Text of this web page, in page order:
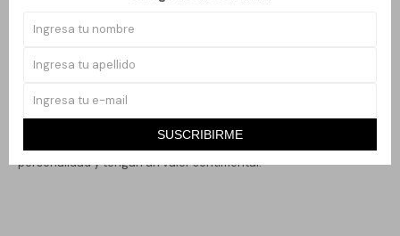
SUSCRIBIRME
suma elegancia a tu colección de accesorios. Luce radiante y
significado en una única pieza.
Perfecto para mujeres que buscan joyas que hablen de su
personalidad y tengan un valor sentimental.